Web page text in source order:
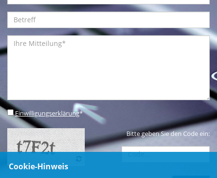
Einwilligungserklärung*
Bitte geben Sie den Code ein:
Cookie-Hinweis